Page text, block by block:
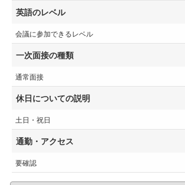
英語のレベル
会議に参加できるレベル
一次面接の種類
通常面接
休日についての説明
土日・祝日
通勤・アクセス
要確認